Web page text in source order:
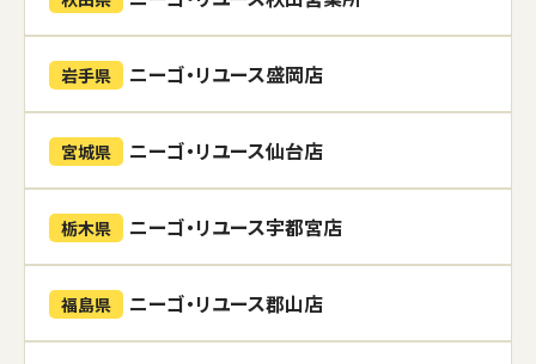
岩手県 ニーゴ・リユース盛岡店
宮城県 ニーゴ・リユース仙台店
栃木県 ニーゴ・リユース宇都宮店
福島県 ニーゴ・リユース郡山店